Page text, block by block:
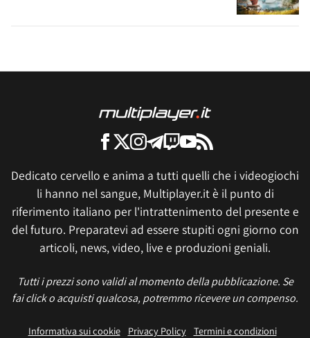
Dedicato cervello e anima a tutti quelli che i videogiochi
li hanno nel sangue, Multiplayer.it è il punto di
riferimento italiano per l'intrattenimento del presente e
del futuro. Preparatevi ad essere stupiti ogni giorno con
articoli, news, video, live e produzioni geniali.
Tutti i prezzi sono validi al momento della pubblicazione. Se
fai click o acquisti qualcosa, potremmo ricevere un compenso.
Informativa sui cookie Privacy Policy Termini e condizioni